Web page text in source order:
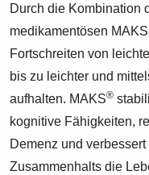
Durch die Kombination
medikamentösen
Fortschreiten von
bis zu leichter und
aufhalten. MAKS®
kognitive Fähigkeiten,
Demenz und
Zusammenhalts die